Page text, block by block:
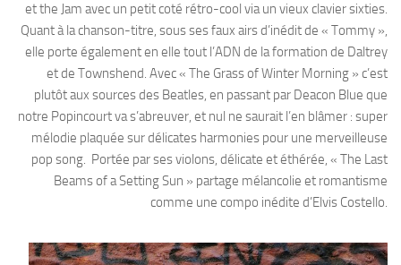
et the Jam avec un petit coté rétro-cool via un vieux clavier sixties.
Quant à la chanson-titre, sous ses faux airs d’inédit de « Tommy »,
elle porte également en elle tout l’ADN de la formation de Daltrey
et de Townshend. Avec « The Grass of Winter Morning » c’est
plutôt aux sources des Beatles, en passant par Deacon Blue que
notre Popincourt va s’abreuver, et nul ne saurait l’en blâmer : super
mélodie plaquée sur délicates harmonies pour une merveilleuse
pop song. Portée par ses violons, délicate et éthérée, « The Last
Beams of a Setting Sun » partage mélancolie et romantisme
comme une compo inédite d’Elvis Costello.